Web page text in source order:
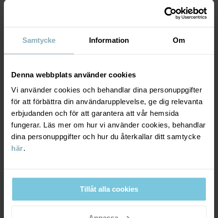
Samtycke Information Om
Denna webbplats använder cookies
Vi använder cookies och behandlar dina personuppgifter
för att förbättra din användarupplevelse, ge dig relevanta
erbjudanden och för att garantera att vår hemsida
fungerar. Läs mer om hur vi använder cookies, behandlar
dina personuppgifter och hur du återkallar ditt samtycke
här.
Tillåt alla cookies
Skötselråd
TVÄTT
40°C maskintvätt varm
Ej blekning
Ej torktumling
Tål ej strykning
Ej kemtvätt
I vår tvättguide hittar du information om hur du tvättar och tar
hand om dina plagg på bästa sätt.
HÅLLBARHET
LEVERANS & RETUR
Leverans & retur
Leverans
Vi erbjuder fri frakt över 699 kr och leveranstiden är 1–4 dagar. I
postnummer som ordern ska levereras till.
DU KANSKE OCKSÅ GILLAR
PO.P WEATHER PRO®